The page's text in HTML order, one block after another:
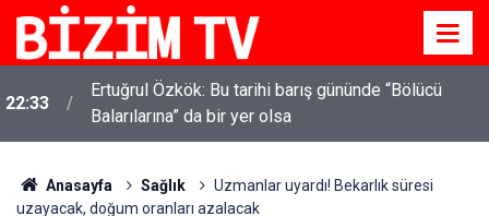
22:33
Ertuğrul Özkök: Bu tarihi barış gününde “Bölücü
Balarılarına” da bir yer olsa
Anasayfa Sağlık
Uzmanlar uyardı! Bekarlık süresi
uzayacak, doğum oranları azalacak